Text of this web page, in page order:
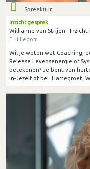
Spreekuur
Inzicht gesprek
Willianne van Strijen - Inzicht
Hillegom
Wil je weten wat Coaching,
Release Levensenergie of
betekenen? Je bent van
in-Jezelf of bel. Hartegroet,